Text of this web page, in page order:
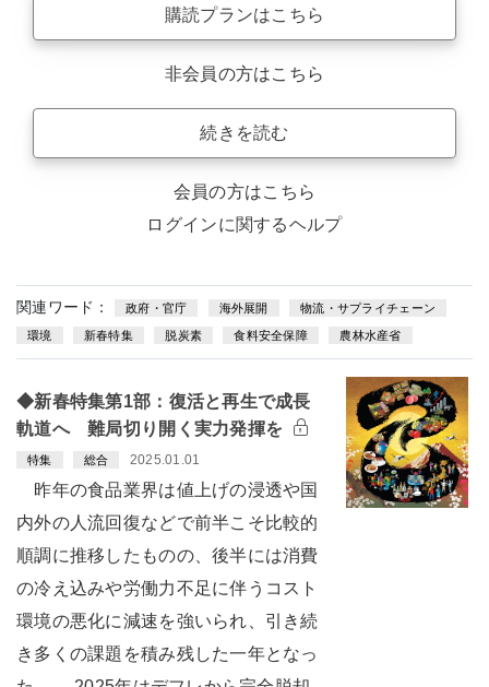
購読プランはこちら
非会員の方はこちら
続きを読む
会員の方はこちら
ログインに関するヘルプ
関連ワード： 政府・官庁 海外展開 物流・サプライチェーン
環境 新春特集 脱炭素 食料安全保障 農林水産省
◆新春特集第1部：復活と再生で成長
軌道へ 難局切り開く実力発揮を
特集 総合 2025.01.01
昨年の食品業界は値上げの浸透や国
内外の人流回復などで前半こそ比較的
順調に推移したものの、後半には消費
の冷え込みや労働力不足に伴うコスト
環境の悪化に減速を強いられ、引き続
き多くの課題を積み残した一年となっ